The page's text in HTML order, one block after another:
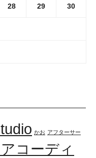
28 29 30
かお アフターサー
コーディ